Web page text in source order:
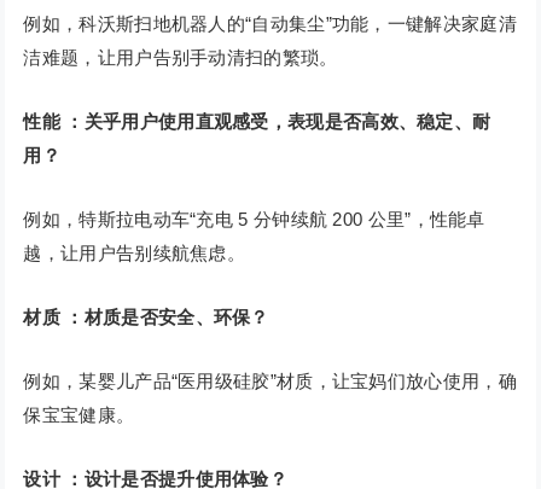
例如，科沃斯扫地机器人的“自动集尘”功能，一键解决家庭清
洁难题，让用户告别手动清扫的繁琐。
性能： 关乎用户使用直观感受，表现是否高效、稳定、耐
用？
例如，特斯拉电动车“充电 5 分钟续航 200 公里”，性能卓
越，让用户告别续航焦虑。
材质 ： 材质是否安全、环保？
例如，某婴儿产品“医用级硅胶”材质，让宝妈们放心使用，确
保宝宝健康。
设计： 设计是否提升使用体验？